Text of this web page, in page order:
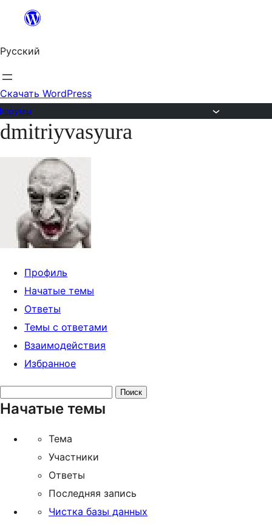
Перейти
содержимому
Русский
Скачать WordPress
Перейти
содержимому
dmitriyvasyura
Профиль
Начатые темы
Ответы
Темы с ответами
Взаимодействия
Избранное
тем:
Начатые темы
Тема
Участники
Ответы
Последняя запись
Чистка базы данных